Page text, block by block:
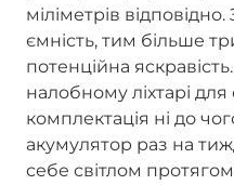
міліметрів
ємність, тим більше
потенційна
налобному ліхтарі
комплектація ні до
акумулятор раз на
себе світлом